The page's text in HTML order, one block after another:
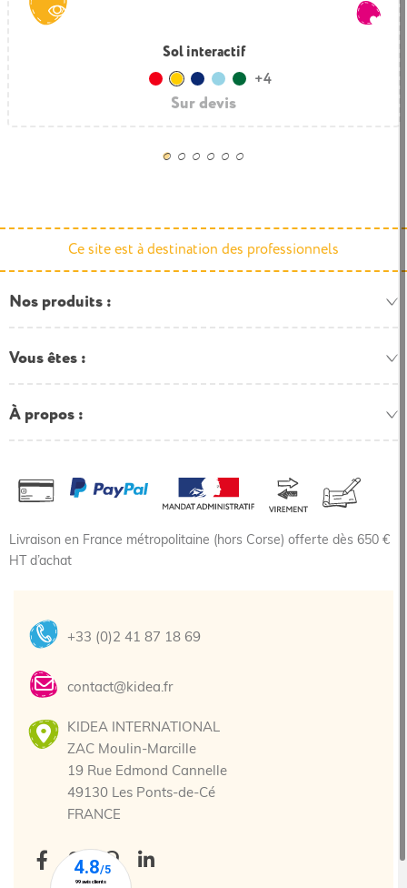
Sol interactif
Sur devis
RougeJauneBleu foncé
Bleu clair
Vert foncé
+4
Kit box et capteur 3D pour jeux réalité augmentée
Sur devis
Ce site est à destination des professionnels
Nos produits
Vous êtes
À propos
Livraison en France métropolitaine (hors Corse) offerte dès 650 €
HT d’achat
+33 (0)2 41 87 18 69
contact@kidea.fr
KIDEA INTERNATIONAL
ZAC Moulin-Marcille
19 Rue Edmond Cannelle
49130 Les Ponts-de-Cé
FRANCE